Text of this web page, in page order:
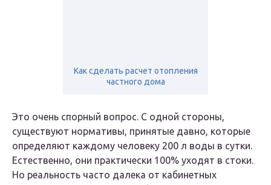
Как сделать расчет отопления
частного дома
Это очень спорный вопрос. С одной стороны,
существуют нормативы, принятые давно, которые
определяют каждому человеку 200 л воды в сутки.
Естественно, они практически 100% уходят в стоки.
Но реальность часто далека от кабинетных